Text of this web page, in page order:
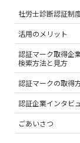
社労士診断認証制
活用のメリット
認証マーク取得企
検索方法と見方
認証マークの取得
認証企業インタビ
ごあいさつ